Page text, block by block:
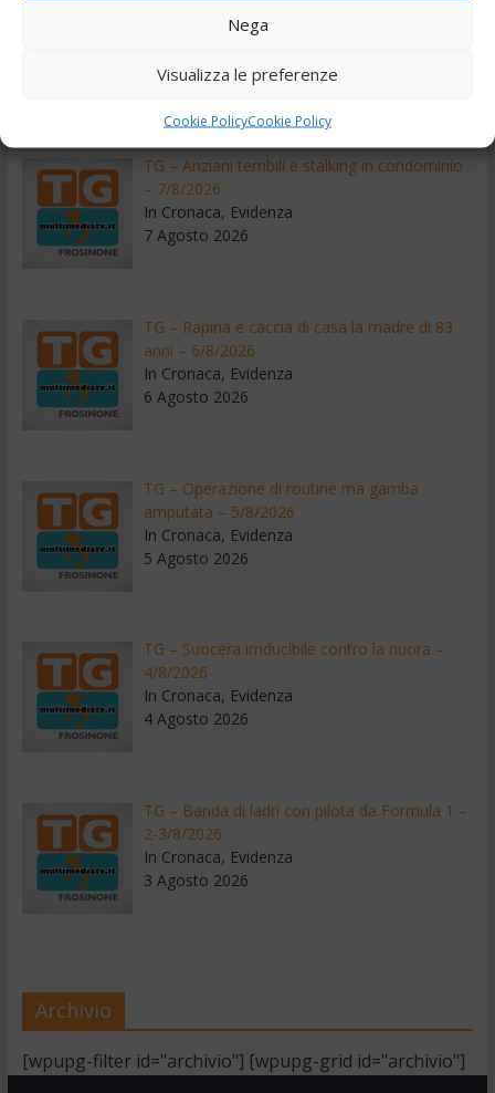
Nega
Visualizza le preferenze
Cookie PolicyCookie Policy
TG – Anziani terribili e stalking in condominio
– 7/8/2026
In Cronaca, Evidenza
7 Agosto 2026
TG – Rapina e caccia di casa la madre di 83
anni – 6/8/2026
In Cronaca, Evidenza
6 Agosto 2026
TG – Operazione di routine ma gamba
amputata – 5/8/2026
In Cronaca, Evidenza
5 Agosto 2026
TG – Suocera irriducibile contro la nuora –
4/8/2026
In Cronaca, Evidenza
4 Agosto 2026
TG – Banda di ladri con pilota da Formula 1 –
2-3/8/2026
In Cronaca, Evidenza
3 Agosto 2026
Archivio
[wpupg-filter id="archivio"] [wpupg-grid id="archivio"]